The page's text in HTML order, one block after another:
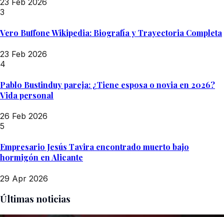
23 Feb 2026
3
Vero Buffone Wikipedia: Biografía y Trayectoria Completa
23 Feb 2026
4
Pablo Bustinduy pareja: ¿Tiene esposa o novia en 2026?
Vida personal
26 Feb 2026
5
Empresario Jesús Tavira encontrado muerto bajo
hormigón en Alicante
29 Apr 2026
Últimas noticias